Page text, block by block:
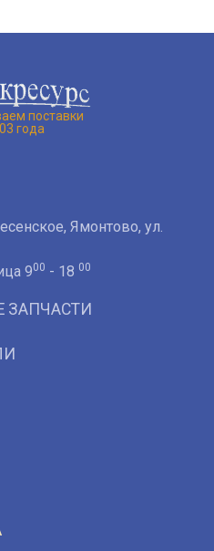
поставки
года
Ямонтово, ул.
900 - 18 00
ЗАПЧАСТИ